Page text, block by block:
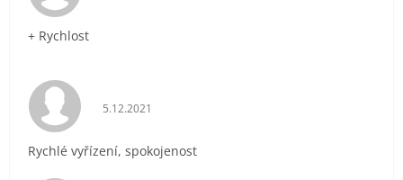
+ Rychlost
Hodnocení obchodu je 5 z 5 hvězdiček.
5.12.2021
Rychlé vyřízení, spokojenost